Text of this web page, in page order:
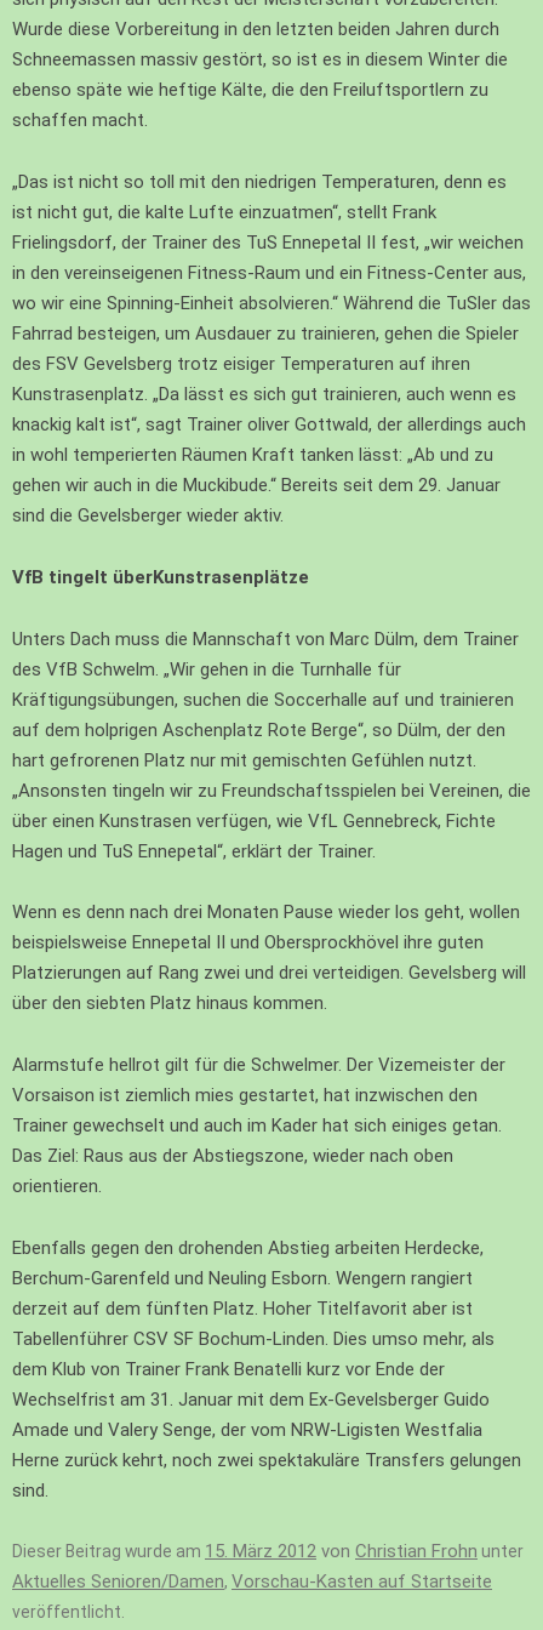
Wurde diese Vorbereitung in den letzten beiden Jahren durch
Schneemassen massiv gestört, so ist es in diesem Winter die
ebenso späte wie heftige Kälte, die den Freiluftsportlern zu
schaffen macht.
„Das ist nicht so toll mit den niedrigen Temperaturen, denn es
ist nicht gut, die kalte Lufte einzuatmen“, stellt Frank
Frielingsdorf, der Trainer des TuS Ennepetal II fest, „wir weichen
in den vereinseigenen Fitness-Raum und ein Fitness-Center aus,
wo wir eine Spinning-Einheit absolvieren.“ Während die TuSler das
Fahrrad besteigen, um Ausdauer zu trainieren, gehen die Spieler
des FSV Gevelsberg trotz eisiger Temperaturen auf ihren
Kunstrasenplatz. „Da lässt es sich gut trainieren, auch wenn es
knackig kalt ist“, sagt Trainer oliver Gottwald, der allerdings auch
in wohl temperierten Räumen Kraft tanken lässt: „Ab und zu
gehen wir auch in die Muckibude.“ Bereits seit dem 29. Januar
sind die Gevelsberger wieder aktiv.
VfB tingelt überKunstrasenplätze
Unters Dach muss die Mannschaft von Marc Dülm, dem Trainer
des VfB Schwelm. „Wir gehen in die Turnhalle für
Kräftigungsübungen, suchen die Soccerhalle auf und trainieren
auf dem holprigen Aschenplatz Rote Berge“, so Dülm, der den
hart gefrorenen Platz nur mit gemischten Gefühlen nutzt.
„Ansonsten tingeln wir zu Freundschaftsspielen bei Vereinen, die
über einen Kunstrasen verfügen, wie VfL Gennebreck, Fichte
Hagen und TuS Ennepetal“, erklärt der Trainer.
Wenn es denn nach drei Monaten Pause wieder los geht, wollen
beispielsweise Ennepetal II und Obersprockhövel ihre guten
Platzierungen auf Rang zwei und drei verteidigen. Gevelsberg will
über den siebten Platz hinaus kommen.
Alarmstufe hellrot gilt für die Schwelmer. Der Vizemeister der
Vorsaison ist ziemlich mies gestartet, hat inzwischen den
Trainer gewechselt und auch im Kader hat sich einiges getan.
Das Ziel: Raus aus der Abstiegszone, wieder nach oben
orientieren.
Ebenfalls gegen den drohenden Abstieg arbeiten Herdecke,
Berchum-Garenfeld und Neuling Esborn. Wengern rangiert
derzeit auf dem fünften Platz. Hoher Titelfavorit aber ist
Tabellenführer CSV SF Bochum-Linden. Dies umso mehr, als
dem Klub von Trainer Frank Benatelli kurz vor Ende der
Wechselfrist am 31. Januar mit dem Ex-Gevelsberger Guido
Amade und Valery Senge, der vom NRW-Ligisten Westfalia
Herne zurück kehrt, noch zwei spektakuläre Transfers gelungen
sind.
Dieser Beitrag wurde am 15. März 2012 von Christian Frohn unter
Aktuelles Senioren/Damen, Vorschau-Kasten auf Startseite
veröffentlicht.